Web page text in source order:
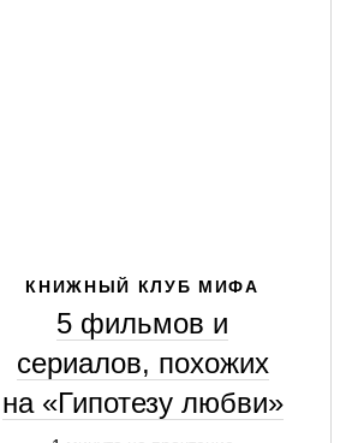
КНИЖНЫЙ КЛУБ МИФА
5 фильмов и
сериалов, похожих
на «Гипотезу любви»